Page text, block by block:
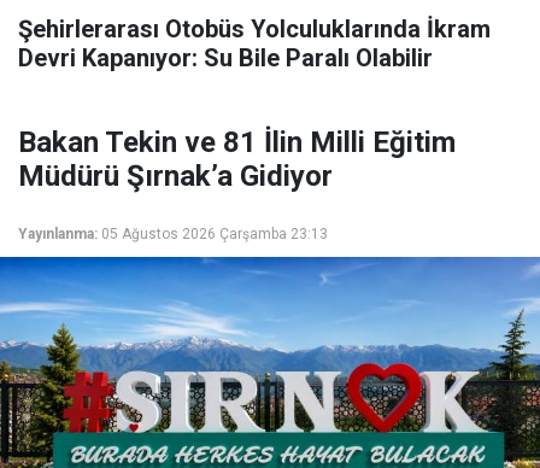
Şehirlerarası Otobüs Yolculuklarında İkram
Devri Kapanıyor: Su Bile Paralı Olabilir
Bakan Tekin ve 81 İlin Milli Eğitim
Müdürü Şırnak’a Gidiyor
Yayınlanma: 05 Ağustos 2026 Çarşamba 23:13